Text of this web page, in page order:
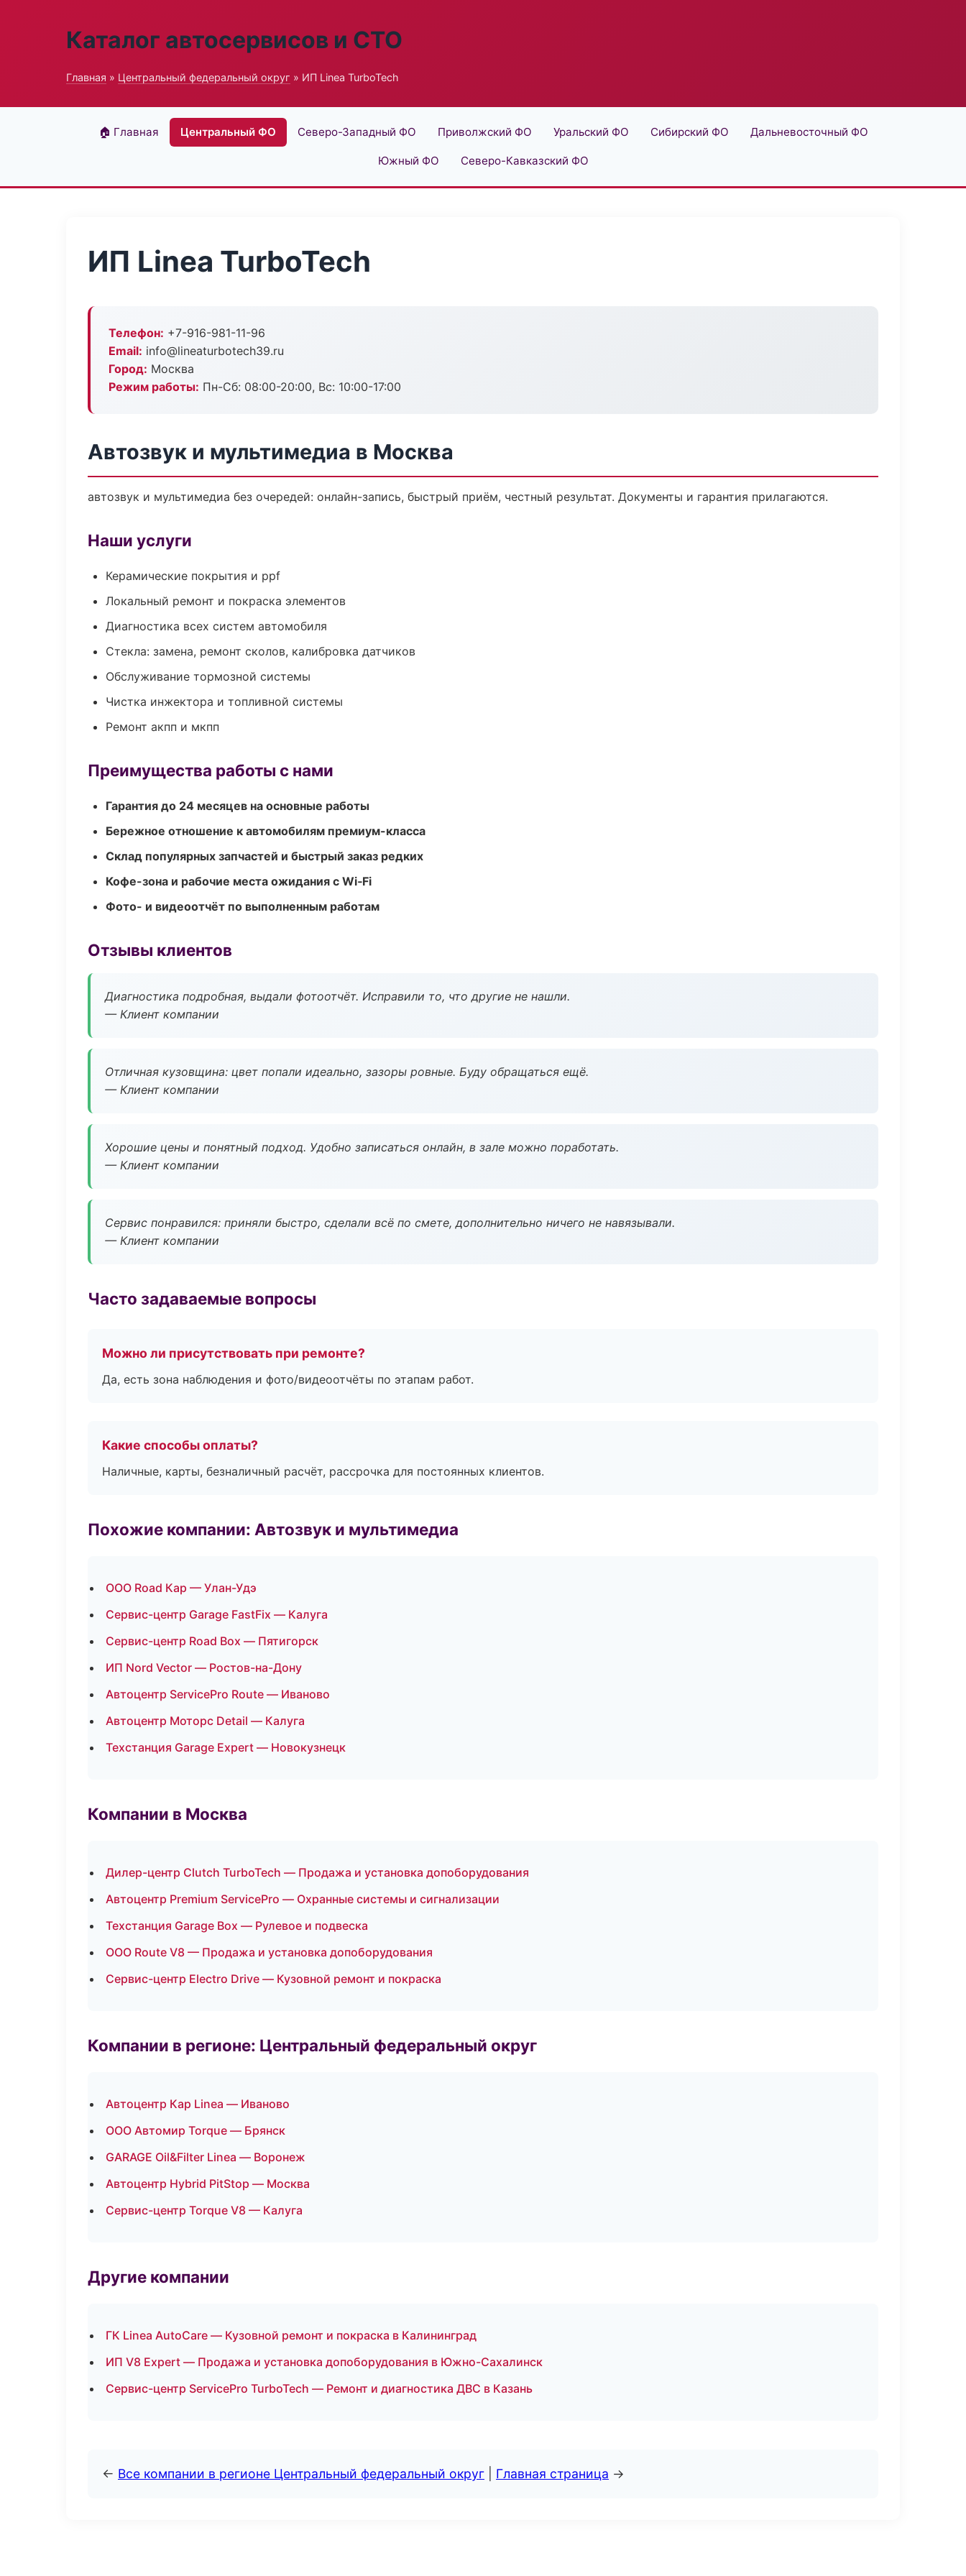
Каталог автосервисов и СТО
Главная » Центральный федеральный округ » ИП Linea TurboTech
🏠 Главная Центральный ФО Северо-Западный ФО Приволжский ФО Уральский ФО Сибирский ФО Дальневосточный ФО
Южный ФО Северо-Кавказский ФО
ИП Linea TurboTech
Телефон: +7-916-981-11-96
Email: info@lineaturbotech39.ru
Город: Москва
Режим работы: Пн-Сб: 08:00-20:00, Вс: 10:00-17:00
Автозвук и мультимедиа в Москва
автозвук и мультимедиа без очередей: онлайн-запись, быстрый приём, честный результат. Документы и гарантия прилагаются.
Наши услуги
Керамические покрытия и ppf
Локальный ремонт и покраска элементов
Диагностика всех систем автомобиля
Стекла: замена, ремонт сколов, калибровка датчиков
Обслуживание тормозной системы
Чистка инжектора и топливной системы
Ремонт акпп и мкпп
Преимущества работы с нами
Гарантия до 24 месяцев на основные работы
Бережное отношение к автомобилям премиум-класса
Склад популярных запчастей и быстрый заказ редких
Кофе-зона и рабочие места ожидания с Wi‑Fi
Фото- и видеоотчёт по выполненным работам
Отзывы клиентов
Диагностика подробная, выдали фотоотчёт. Исправили то, что другие не нашли.
— Клиент компании
Отличная кузовщина: цвет попали идеально, зазоры ровные. Буду обращаться ещё.
— Клиент компании
Хорошие цены и понятный подход. Удобно записаться онлайн, в зале можно поработать.
— Клиент компании
Сервис понравился: приняли быстро, сделали всё по смете, дополнительно ничего не навязывали.
— Клиент компании
Часто задаваемые вопросы
Можно ли присутствовать при ремонте?
Да, есть зона наблюдения и фото/видеоотчёты по этапам работ.
Какие способы оплаты?
Наличные, карты, безналичный расчёт, рассрочка для постоянных клиентов.
Похожие компании: Автозвук и мультимедиа
ООО Road Кар — Улан-Удэ
Сервис-центр Garage FastFix — Калуга
Сервис-центр Road Box — Пятигорск
ИП Nord Vector — Ростов-на-Дону
Автоцентр ServicePro Route — Иваново
Автоцентр Моторс Detail — Калуга
Техстанция Garage Expert — Новокузнецк
Компании в Москва
Дилер-центр Clutch TurboTech — Продажа и установка допоборудования
Автоцентр Premium ServicePro — Охранные системы и сигнализации
Техстанция Garage Box — Рулевое и подвеска
ООО Route V8 — Продажа и установка допоборудования
Сервис-центр Electro Drive — Кузовной ремонт и покраска
Компании в регионе: Центральный федеральный округ
Автоцентр Кар Linea — Иваново
ООО Автомир Torque — Брянск
GARAGE Oil&Filter Linea — Воронеж
Автоцентр Hybrid PitStop — Москва
Сервис-центр Torque V8 — Калуга
Другие компании
ГК Linea AutoCare — Кузовной ремонт и покраска в Калининград
ИП V8 Expert — Продажа и установка допоборудования в Южно-Сахалинск
Сервис-центр ServicePro TurboTech — Ремонт и диагностика ДВС в Казань
← Все компании в регионе Центральный федеральный округ Главная страница →